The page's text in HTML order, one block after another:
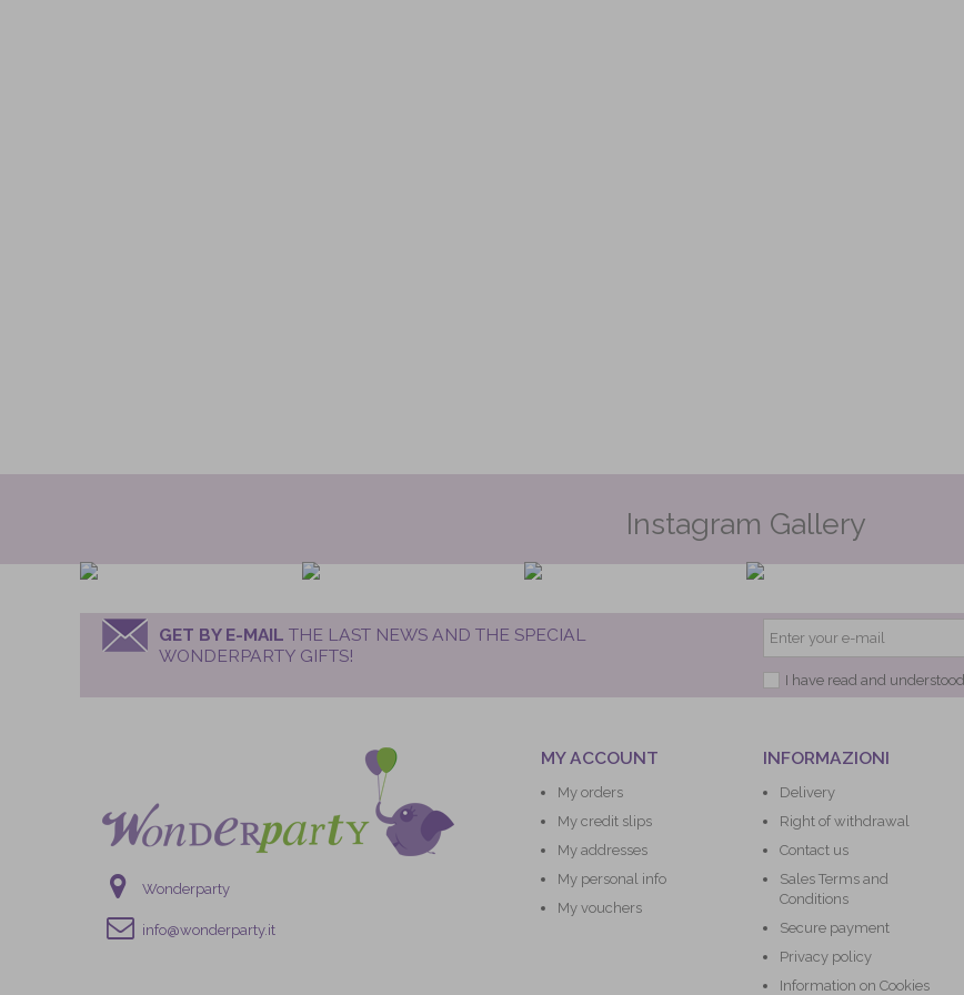
Instagram Gallery
GET BY E-MAIL THE LAST NEWS AND THE SPECIAL
WONDERPARTY GIFTS!
I have read and understood
Wonderparty
info@wonderparty.it
MY ACCOUNT
My orders
My credit slips
My addresses
My personal info
My vouchers
INFORMAZIONI
Delivery
Right of withdrawal
Contact us
Sales Terms and
Conditions
Secure payment
Privacy policy
Information on Cookies